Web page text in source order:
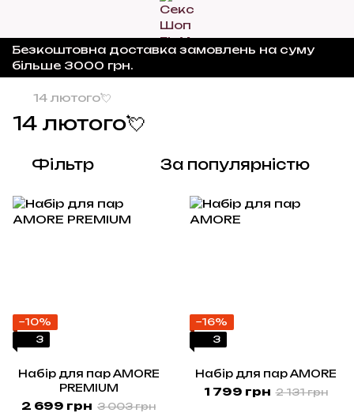
Безкоштовна доставка замовлень на суму
більше 3000 грн.
14 лютого💘
14 лютого💘
Фільтр За популярністю
−10%
3
Набір для пар AMORE
PREMIUM
2 699 грн 3 003 грн
−16%
3
Набір для пар AMORE
1 799 грн 2 131 грн